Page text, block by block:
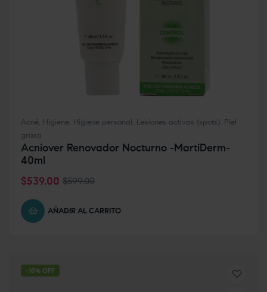
Acné, Higiene, Higiene personal , Lesiones activas (spots), Piel
grasa
Acniover Renovador Nocturno -MartiDerm-
40ml
$599.00
$539.00
AÑADIR AL CARRITO
-10% OFF